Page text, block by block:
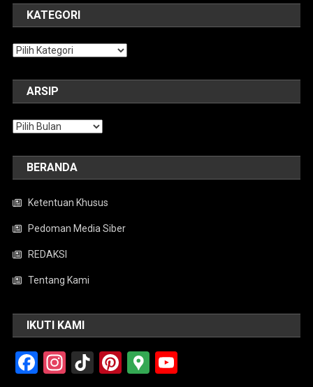
KATEGORI
Kategori
ARSIP
Arsip
BERANDA
Ketentuan Khusus
Pedoman Media Siber
REDAKSI
Tentang Kami
IKUTI KAMI
Facebook
Instagram
TikTokPinterest
Google